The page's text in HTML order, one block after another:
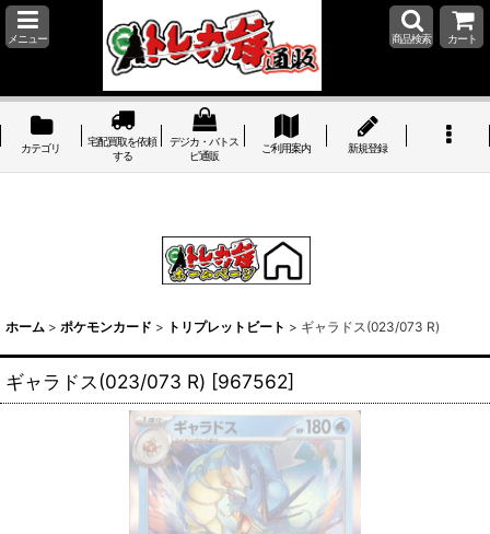
メニュー 商品検索 カート
カテゴリ
宅配買取を依頼
する
デジカ・バトス
ピ通販
ご利用案内 新規登録
ホーム > ポケモンカード > トリプレットビート > ギャラドス(023/073 R)
ギャラドス(023/073 R) [967562]